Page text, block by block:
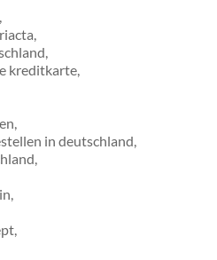
kreditkarte,
in deutschland,